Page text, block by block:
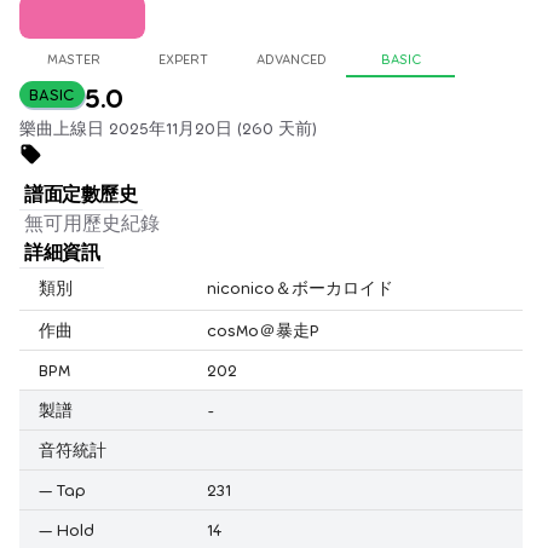
MASTER EXPERT ADVANCED BASIC
BASIC 5.0
樂曲上線日 2025年11月20日 (260 天前)
譜面定數歷史
無可用歷史紀錄
詳細資訊
類別 niconico＆ボーカロイド
作曲
cosMo＠暴走P
BPM
202
製譜
-
音符統計
— Tap
231
— Hold
14